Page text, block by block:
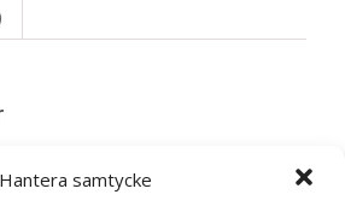
Hantera samtycke
än.